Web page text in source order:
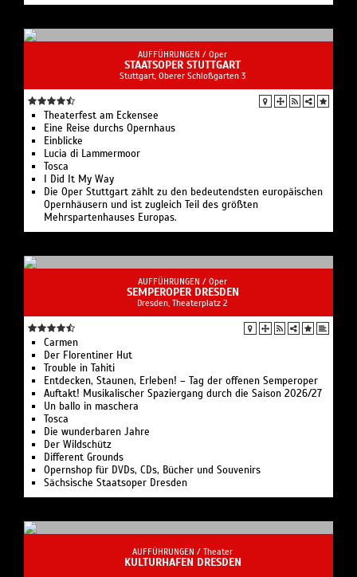
AUFFÜHRUNGEN / Oper
STAATSOPER STUTTGART
Stuttgart, Oberer Schloßgarten 3
Theaterfest am Eckensee
Eine Reise durchs Opernhaus
Einblicke
Lucia di Lammermoor
Tosca
I Did It My Way
Die Oper Stuttgart zählt zu den bedeutendsten europäischen
Opernhäusern und ist zugleich Teil des größten
Mehrspartenhauses Europas.
AUFFÜHRUNGEN / Oper
SEMPEROPER DRESDEN
Dresden, Theaterplatz 2
Carmen
Der Florentiner Hut
Trouble in Tahiti
Entdecken, Staunen, Erleben! – Tag der offenen Semperoper
Auftakt! Musikalischer Spaziergang durch die Saison 2026/27
Un ballo in maschera
Tosca
Die wunderbaren Jahre
Der Wildschütz
Different Grounds
Opernshop für DVDs, CDs, Bücher und Souvenirs
Sächsische Staatsoper Dresden
AUFFÜHRUNGEN / Theater
KULTURHAFEN DRESDEN